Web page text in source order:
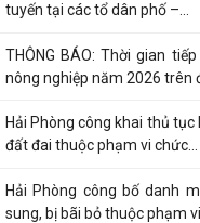
tuyến tại các tổ dân phố –...
THÔNG BÁO: Thời gian
nông nghiệp năm 2026 trên
Hải Phòng công khai thủ
đất đai thuộc phạm vi chức...
Hải Phòng công bố danh
sung, bị bãi bỏ thuộc phạm vi